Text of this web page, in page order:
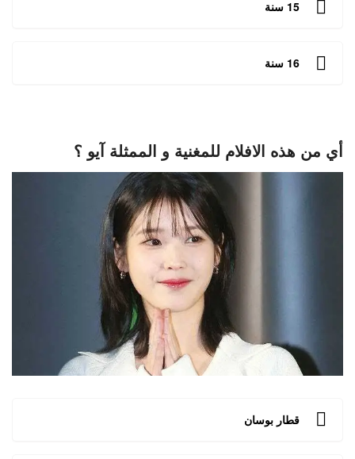
15 سنة
16 سنة
أي من هذه الافلام للمغنية و الممثلة آيو ؟
قطار بوسان